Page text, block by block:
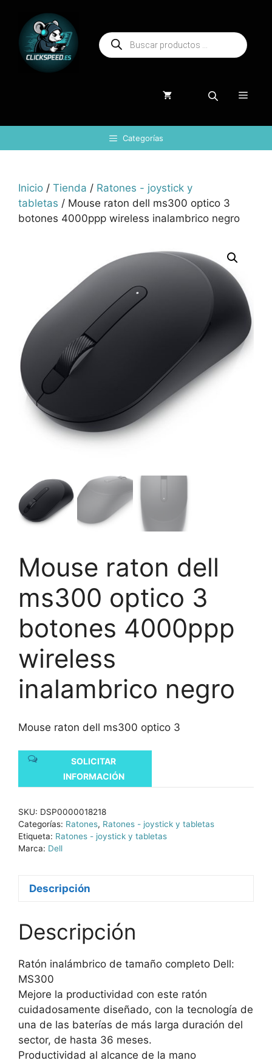
contenido
Búsqueda
de
productos
Menú
Categorías
Inicio / Tienda / Ratones - joystick y
tabletas / Mouse raton dell ms300 optico 3
botones 4000ppp wireless inalambrico negro
Mouse raton dell
ms300 optico 3
botones 4000ppp
wireless
inalambrico negro
Mouse raton dell ms300 optico 3
SOLICITAR
INFORMACIÓN
SKU: DSP0000018218
Categorías: Ratones, Ratones - joystick y tabletas
Etiqueta: Ratones - joystick y tabletas
Marca: Dell
Descripción
Descripción
Ratón inalámbrico de tamaño completo Dell:
MS300
Mejore la productividad con este ratón
cuidadosamente diseñado, con la tecnología de
una de las baterías de más larga duración del
sector, de hasta 36 meses.
Productividad al alcance de la mano